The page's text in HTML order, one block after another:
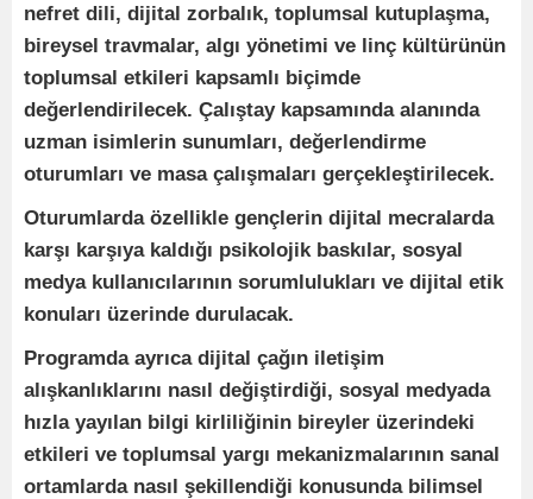
nefret dili, dijital zorbalık, toplumsal kutuplaşma,
bireysel travmalar, algı yönetimi ve linç kültürünün
toplumsal etkileri kapsamlı biçimde
değerlendirilecek. Çalıştay kapsamında alanında
uzman isimlerin sunumları, değerlendirme
oturumları ve masa çalışmaları gerçekleştirilecek.
Oturumlarda özellikle gençlerin dijital mecralarda
karşı karşıya kaldığı psikolojik baskılar, sosyal
medya kullanıcılarının sorumlulukları ve dijital etik
konuları üzerinde durulacak.
Programda ayrıca dijital çağın iletişim
alışkanlıklarını nasıl değiştirdiği, sosyal medyada
hızla yayılan bilgi kirliliğinin bireyler üzerindeki
etkileri ve toplumsal yargı mekanizmalarının sanal
ortamlarda nasıl şekillendiği konusunda bilimsel